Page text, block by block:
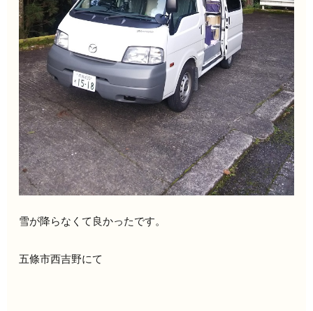
雪が降らなくて良かったです。
五條市西吉野にて